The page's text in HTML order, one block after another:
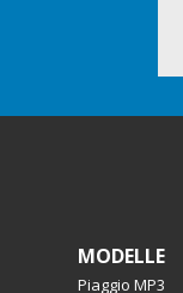
MODELLE
Piaggio MP3